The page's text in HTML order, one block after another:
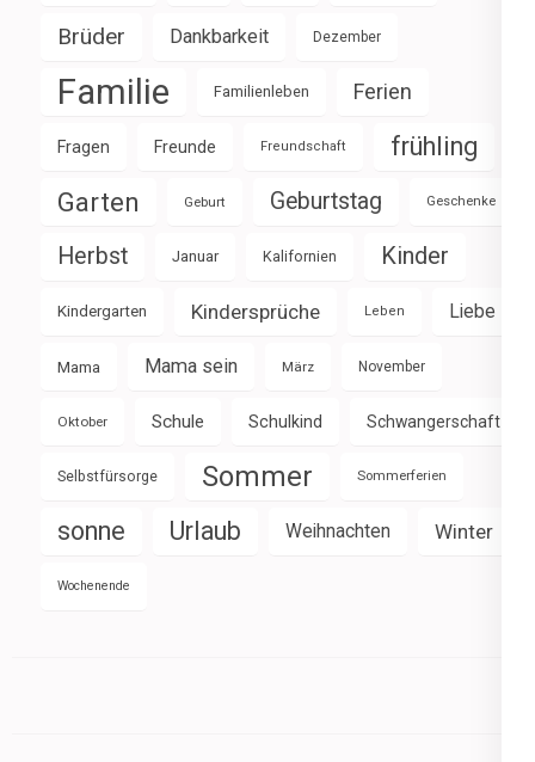
Brüder Dankbarkeit Dezember
Familie Familienleben Ferien
Fragen Freunde Freundschaft frühling
Garten Geburt Geburtstag Geschenke
Herbst Januar Kalifornien Kinder
Kindergarten Kindersprüche Leben Liebe
Mama Mama sein März November
Oktober Schule Schulkind Schwangerschaft
Selbstfürsorge Sommer Sommerferien
sonne Urlaub Weihnachten Winter
Wochenende